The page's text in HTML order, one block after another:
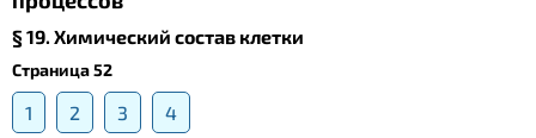
§ 19. Химический состав клетки
Страница 52
1 2 3
4